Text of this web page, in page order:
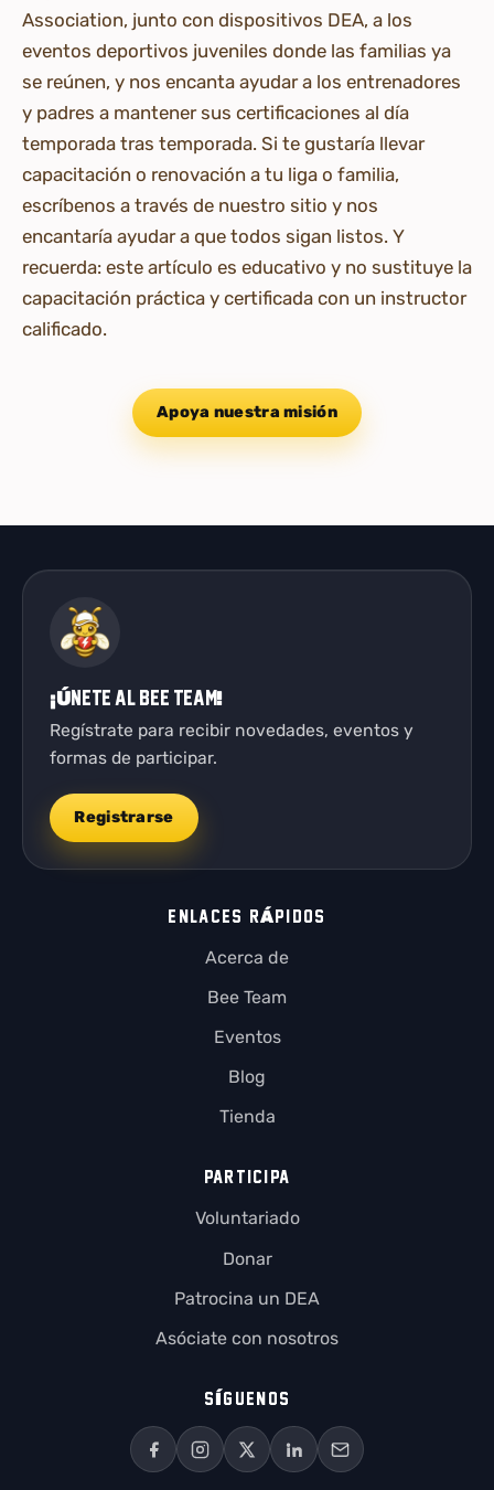
Association, junto con dispositivos DEA, a los
eventos deportivos juveniles donde las familias ya
se reúnen, y nos encanta ayudar a los entrenadores
y padres a mantener sus certificaciones al día
temporada tras temporada. Si te gustaría llevar
capacitación o renovación a tu liga o familia,
escríbenos a través de nuestro sitio y nos
encantaría ayudar a que todos sigan listos. Y
recuerda: este artículo es educativo y no sustituye la
capacitación práctica y certificada con un instructor
calificado.
Apoya nuestra misión
¡Únete al Bee Team!
Regístrate para recibir novedades, eventos y
formas de participar.
Registrarse
ENLACES RÁPIDOS
Acerca de
Bee Team
Eventos
Blog
Tienda
PARTICIPA
Voluntariado
Donar
Patrocina un DEA
Asóciate con nosotros
SÍGUENOS